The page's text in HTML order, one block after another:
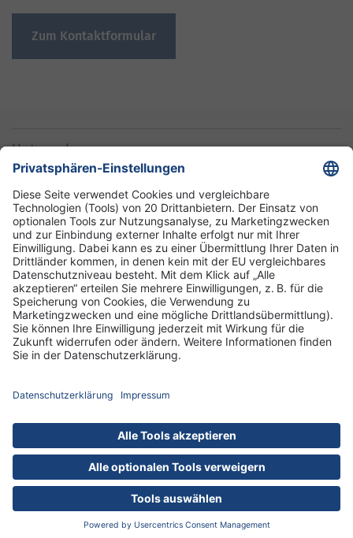
Zum Kontaktformular
Unternehmen
Informationen
Standorte
DRK-Schwesternschaft Berlin
Impressum
Hausordnung
nach oben